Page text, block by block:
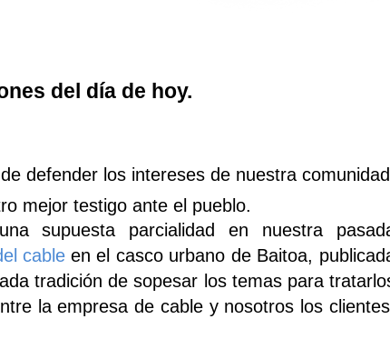
del día de hoy.
defender los intereses de nuestra
mejor testigo ante el pueblo.
supuesta parcialidad en nuestra
cableen el casco urbano de Baitoa,
tradición de sopesar los temas para
la empresa de cable y nosotros los